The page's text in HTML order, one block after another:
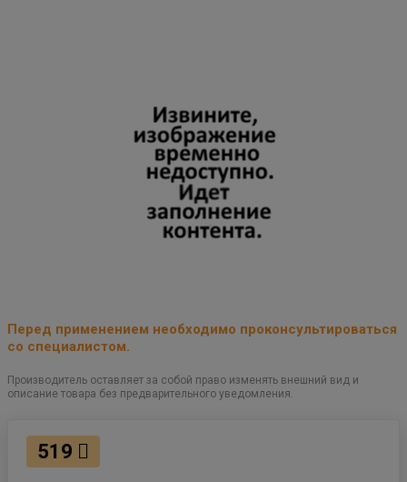
Перед применением необходимо проконсультироваться
со специалистом.
Производитель оставляет за собой право изменять внешний вид и
описание товара без предварительного уведомления.
519